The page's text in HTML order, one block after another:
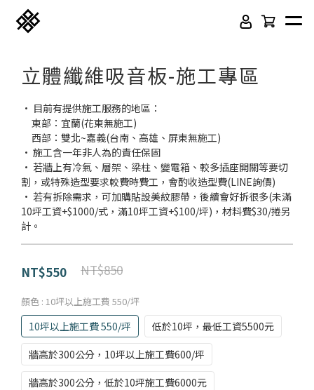
PVC塑膠地板
紐西蘭羊毛地毯 科技地毯
居家改色貼膜
方塊壓縮沙發 大白熊懶人沙發
部落格首頁 木地板知識
SPC石塑地板知識 超耐磨木地板知識
立體纖維吸音板-施工專區
• 目前有提供施工服務的地區：
     東部：宜蘭(花東無施工)
     西部：雙北~嘉義(台南、高雄、屏東無施工)
• 施工含一年非人為的責任保固
• 若牆上有冷氣、層架、梁柱、變電箱、較多插座開關等要切
割，或特殊造型要求較費時費工，會酌收造型費(LINE詢價)
• 若有拆除需求，可加購貼設美紋膠帶，後續會好拆很多(未滿
10坪工資+$1000/式，滿10坪工資+$100/坪)，材料費$30/捲另
計。
NT$850
NT$550
顏色 : 10坪以上施工費 550/坪
10坪以上施工費 550/坪
低於10坪，最低工資5500元
牆高於300公分，10坪以上施工費600/坪
牆高於300公分，低於10坪施工費6000元